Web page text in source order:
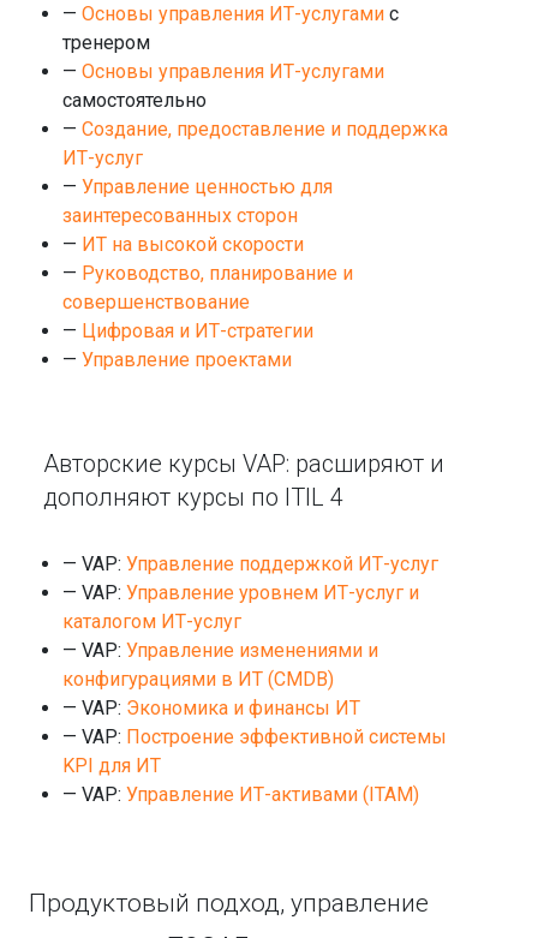
— Основы управления ИТ-услугами с
тренером
— Основы управления ИТ-услугами
самостоятельно
— Создание, предоставление и поддержка
ИТ-услуг
— Управление ценностью для
заинтересованных сторон
— ИТ на высокой скорости
— Руководство, планирование и
совершенствование
— Цифровая и ИТ-стратегии
— Управление проектами
Авторские курсы VAP: расширяют и
дополняют курсы по ITIL 4
— VAP: Управление поддержкой ИТ-услуг
— VAP: Управление уровнем ИТ-услуг и
каталогом ИТ-услуг
— VAP: Управление изменениями и
конфигурациями в ИТ (CMDB)
— VAP: Экономика и финансы ИТ
— VAP: Построение эффективной системы
KPI для ИТ
— VAP: Управление ИТ-активами (ITAM)
Продуктовый подход, управление